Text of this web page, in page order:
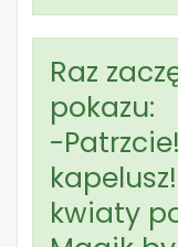
Raz
pokazu:
-
kwiaty